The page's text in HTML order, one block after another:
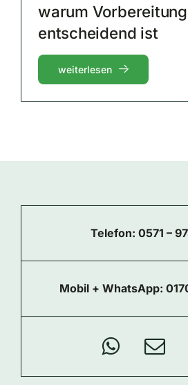
Über uns
Kontakt
warum Vorbereitung
entscheidend ist
weiterlesen
Telefon: 0571 –
Mobil + WhatsApp: